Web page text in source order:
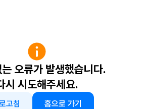
오류가 발생했습니다.
시 시도해주세요.
고침 홈으로 가기